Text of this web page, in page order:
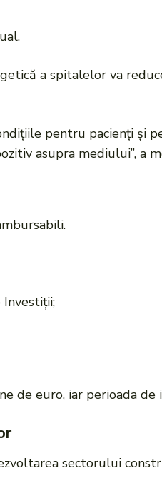
a spitalelor va
pentru pacienți și
asupra mediului”, a
de euro, iar perioada de
sectorului